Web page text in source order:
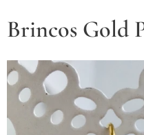
Brincos Gold